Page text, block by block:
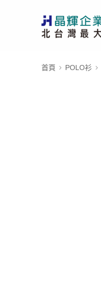
首頁 POLO衫